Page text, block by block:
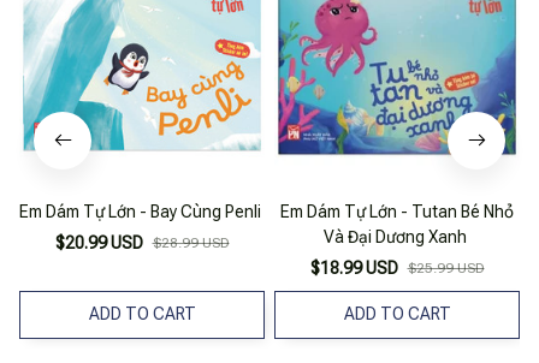
Em Dám Tự Lớn - Bay Cùng Penli
$20.99 USD $28.99 USD
ADD TO CART
Em Dám Tự Lớn - Tutan Bé Nhỏ
Và Đại Dương Xanh
$18.99 USD $25.99 USD
ADD TO CART